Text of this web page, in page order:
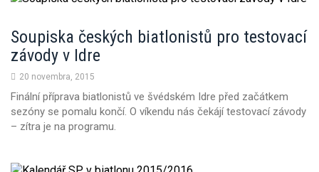
Soupiska českých biatlonistů pro testovací
závody v Idre
20 novembra, 2015
Finální příprava biatlonistů ve švédském Idre před začátkem
sezóny se pomalu končí. O víkendu nás čekájí testovací závody
– zítra je na programu.